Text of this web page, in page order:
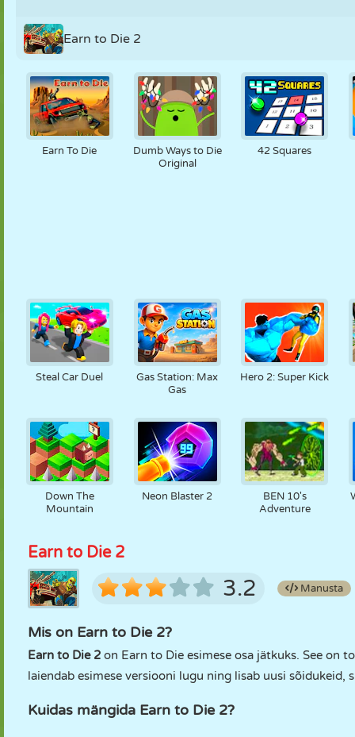
Earn to Die 2
Earn To Die
Dumb Ways to Die
Original
42 Squares
Steal Car Duel
Gas Station: Max
Gas
Hero 2: Super Kick
Down The
Mountain
Neon Blaster 2
BEN 10's
Adventure
Earn to Die 2
3.2 Manusta
Mis on Earn to Die 2?
Earn to Die 2 on Earn to Die esimese osa jätkuks. See on
laiendab esimese versiooni lugu ning lisab uusi sõidukeid,
Kuidas mängida Earn to Die 2?